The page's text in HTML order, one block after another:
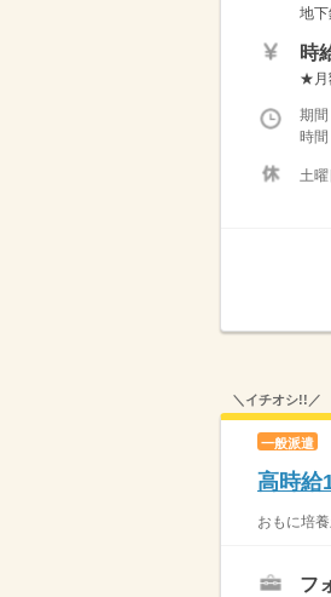
地下
時
★月
期
時
土曜
＼イチオシ!!／
一般派遣
高時給
おもに培
フ